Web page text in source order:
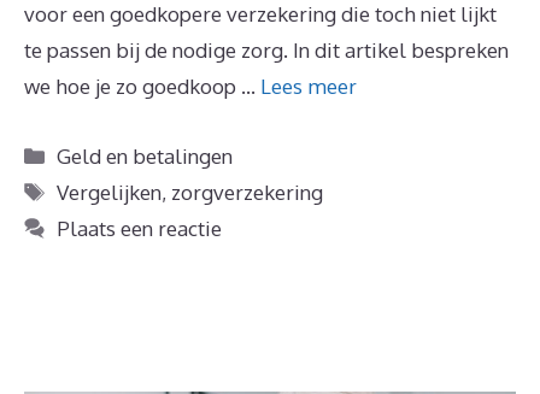
voor een goedkopere verzekering die toch niet lijkt
te passen bij de nodige zorg. In dit artikel bespreken
we hoe je zo goedkoop … Lees meer
Categorieën
Geld en betalingen
Tags
Vergelijken, zorgverzekering
Plaats een reactie